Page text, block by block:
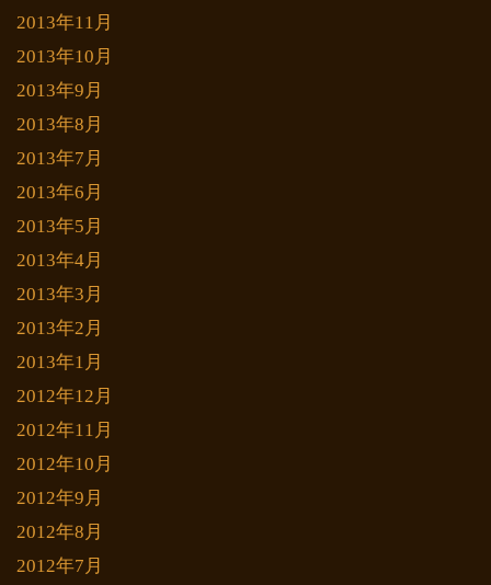
2013年11月
2013年10月
2013年9月
2013年8月
2013年7月
2013年6月
2013年5月
2013年4月
2013年3月
2013年2月
2013年1月
2012年12月
2012年11月
2012年10月
2012年9月
2012年8月
2012年7月